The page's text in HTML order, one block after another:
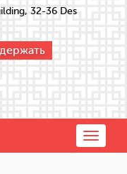
32-36 Des
Toggle